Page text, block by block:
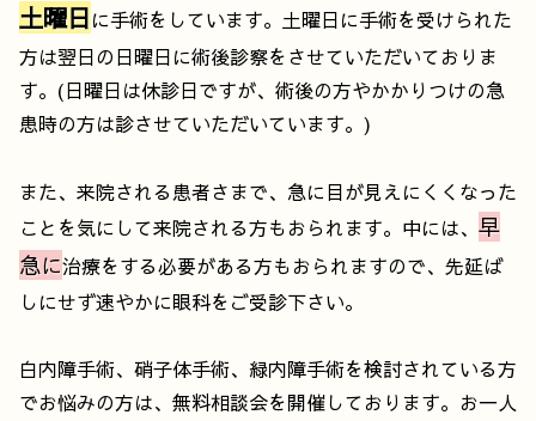
土曜日に手術をしています。土曜日に手術を受けられた
方は翌日の日曜日に術後診察をさせていただいておりま
す。(日曜日は休診日ですが、術後の方やかかりつけの急
患時の方は診させていただいています。)
また、来院される患者さまで、急に目が見えにくくなった
ことを気にして来院される方もおられます。中には、 早
急に治療をする必要がある方もおられますので、先延ば
しにせず速やかに眼科をご受診下さい。
白内障手術、硝子体手術、緑内障手術を検討されている方
でお悩みの方は、無料相談会を開催しております。お一人